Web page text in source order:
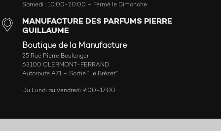
Samedi : 10:00-20:00 – Fermé le Dimanche
MANUFACTURE DES PARFUMS PIERRE
GUILLAUME
Boutique de la Manufacture
25 Rue Pierre Boulanger
63100 CLERMONT-FERRAND
Autoroute A71 – Sortie “Le Brézet”
Du Lundi au Vendredi 9:00-17:00